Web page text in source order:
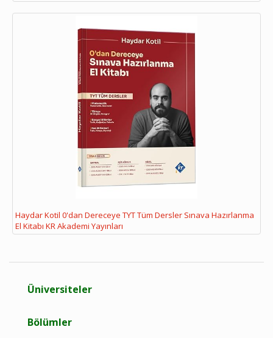
Haydar Kotil 0'dan Dereceye TYT Tüm Dersler Sınava Hazırlanma
El Kitabı KR Akademi Yayınları
Üniversiteler
Bölümler